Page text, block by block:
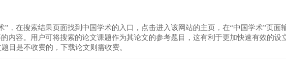
”，在搜索结果页面找到中国学术的入口，点击进入该网站的主页，在“中国学术”页面
内容。用户可将搜索的论文课题作为其论文的参考题目，这有利于更加快速有效的设
目是不收费的，下载论文则需收费。